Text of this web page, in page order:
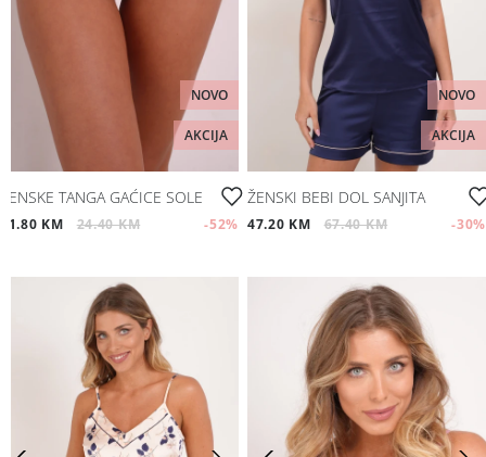
NOVO
AKCIJA
ŽENSKE TANGA GAĆICE SOLE
11.80 KM 24.40 KM -52%
NOVO
AKCIJA
ŽENSKI BEBI DOL SANJITA
47.20 KM 67.40 KM -30%